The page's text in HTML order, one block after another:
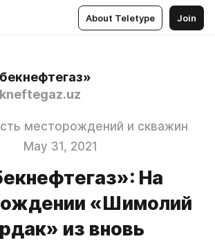
About Teletype Join
месторождений и скважин
May 31, 2021
На
«Шимолий
из вновь